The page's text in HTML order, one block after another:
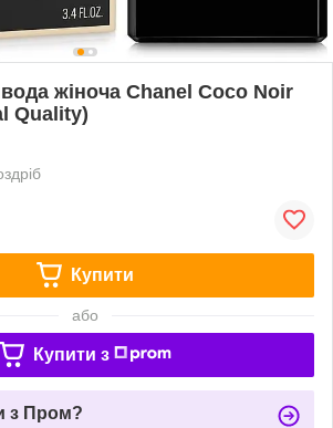
жіноча Chanel Coco Noir
Quality)
Купити
або
Купити з
з Пром?